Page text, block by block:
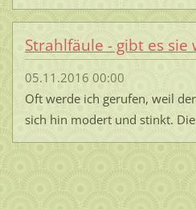
Strahlfäule - gibt es sie
05.11.2016 00:00
Oft werde ich gerufen, weil
sich hin modert und stinkt.